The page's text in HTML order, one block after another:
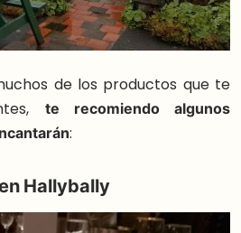
de los productos que te
te recomiendo algunos
:
Hallybally